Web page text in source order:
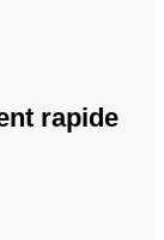
rapide